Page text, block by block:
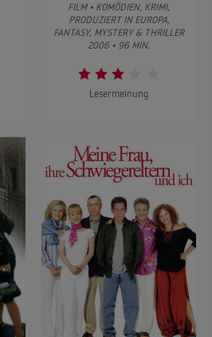
FILM • KOMÖDIEN, KRIMI,
PRODUZIERT IN EUROPA,
FANTASY, MYSTERY & THRILLER
2006 • 96 MIN.
Lesermeinung